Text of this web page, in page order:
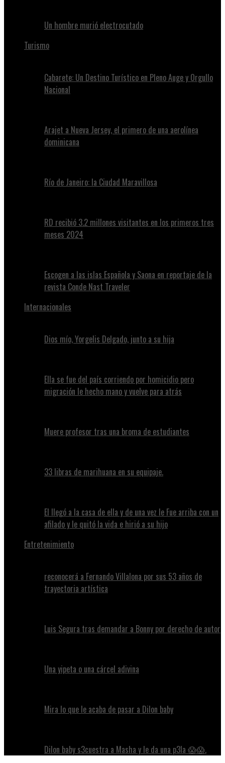
Un hombre murió electrocutado
Turismo
Cabarete: Un Destino Turístico en Pleno Auge y Orgullo
Nacional
Arajet a Nueva Jersey, el primero de una aerolínea
dominicana
Río de Janeiro: la Ciudad Maravillosa
RD recibió 3.2 millones visitantes en los primeros tres
meses 2024
Escogen a las islas Española y Saona en reportaje de la
revista Conde Nast Traveler
Internacionales
Dios mío, Yorgelis Delgado, junto a su hija
Ella se fue del país corriendo por homicidio pero
migración le hecho mano y vuelve para atrás
Muere profesor tras una broma de estudiantes
33 libras de marihuana en su equipaje.
El llegó a la casa de ella y de una vez le Fue arriba con un
afilado y le quitó la vida e hirió a su hijo
Entretenimiento
reconocerá a Fernando Villalona por sus 53 años de
trayectoria artística
Luis Segura tras demandar a Bonny por derecho de autor
Una yipeta o una cárcel adivina
Mira lo que le acaba de pasar a Dilon baby
Dilon baby s3cuestra a Masha y le da una p3la 😱😱.